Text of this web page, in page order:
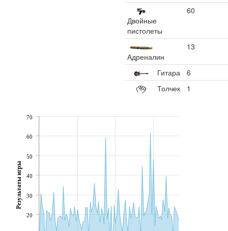
Двойные
пистолеты
60
Адреналин
13
Гитара
6
Толчек
1
20
30
40
50
60
70
Результаты игры